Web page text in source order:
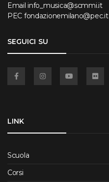
Email info_musica@scmmi.it
PEC fondazionemilano@pec.it
SEGUICI SU
LINK
Scuola
Corsi